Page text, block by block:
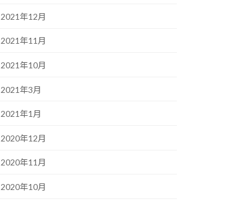
2021年12月
2021年11月
2021年10月
2021年3月
2021年1月
2020年12月
2020年11月
2020年10月